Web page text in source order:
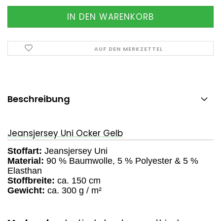
AUF DEN MERKZETTEL
Beschreibung
Jeansjersey Uni Ocker Gelb
Stoffart: Jeansjersey Uni
Material: 90 % Baumwolle, 5 % Polyester & 5 %
Elasthan
Stoffbreite: ca. 150 cm
Gewicht: ca. 300 g / m²